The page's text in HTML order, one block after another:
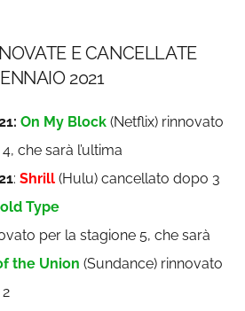
E CANCELLATE
2021
On My Block (Netflix) rinnovato
che sarà l’ultima
:Shrill (Hulu) cancellato dopo 3
Type
per la stagione 5, che sarà
the Union (Sundance) rinnovato